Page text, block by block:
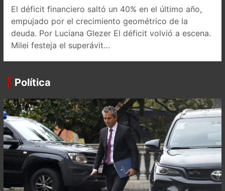
El déficit financiero saltó un 40% en el último año,
empujado por el crecimiento geométrico de la
deuda. Por Luciana Glezer El déficit volvió a escena.
Milei festeja el superávit…
Política